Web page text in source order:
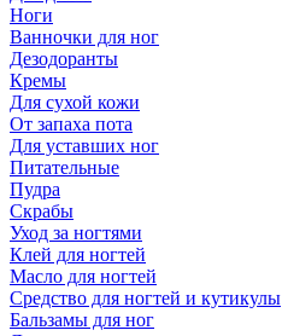
Ноги
Ванночки для ног
Дезодоранты
Кремы
Для сухой кожи
От запаха пота
Для уставших ног
Питательные
Пудра
Скрабы
Уход за ногтями
Клей для ногтей
Масло для ногтей
Средство для ногтей и кутикулы
Бальзамы для ног